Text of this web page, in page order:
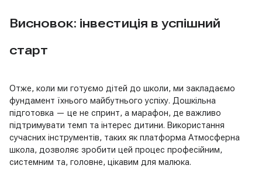
Висновок: інвестиція в успішний
старт
Отже, коли ми готуємо дітей до школи, ми закладаємо
фундамент їхнього майбутнього успіху. Дошкільна
підготовка — це не спринт, а марафон, де важливо
підтримувати темп та інтерес дитини. Використання
сучасних інструментів, таких як платформа Атмосферна
школа, дозволяє зробити цей процес професійним,
системним та, головне, цікавим для малюка.